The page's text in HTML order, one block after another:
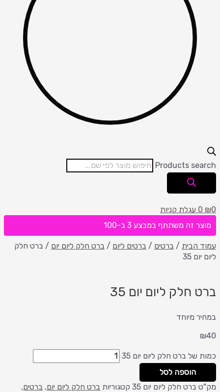
Products search
₪0
0 עגלת קניות
מוצר זה משתתף במבצע 3 ב-100
עמוד הבית / ברטים / ברטים ליום / ברט חלק ליום יום / ברט חלק
ליום יום 35
ברט חלק ליום יום 35
במחיר מיוחד
₪40
כמות של ברט חלק ליום יום 35
הוספה לסל
מק"ט ברט חלק ליום יום 35 קטגוריות ברט חלק ליום יום, ברטים,